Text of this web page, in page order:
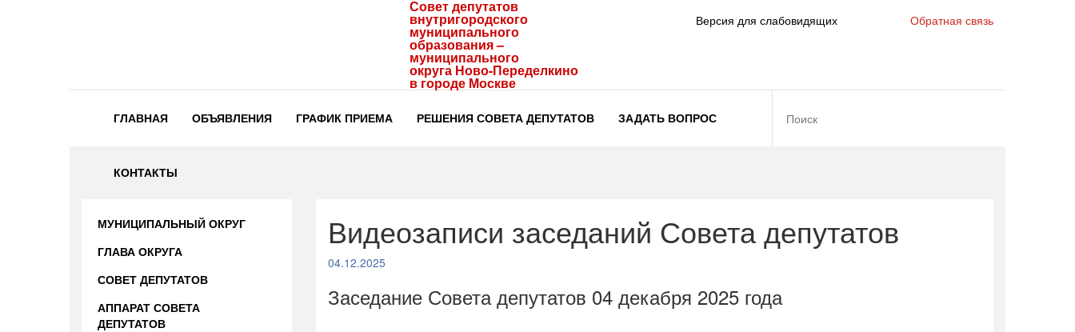
Совет депутатов
внутригородского
муниципального
образования –
муниципального
округа Ново-Переделкино
в городе Москве
Версия для слабовидящих Обратная связь
ГЛАВНАЯ ОБЪЯВЛЕНИЯ ГРАФИК ПРИЕМА РЕШЕНИЯ СОВЕТА ДЕПУТАТОВ ЗАДАТЬ ВОПРОС
КОНТАКТЫ
МУНИЦИПАЛЬНЫЙ ОКРУГ
ГЛАВА ОКРУГА
СОВЕТ ДЕПУТАТОВ
АППАРАТ СОВЕТА
ДЕПУТАТОВ
Видеозаписи заседаний Совета депутатов
04.12.2025
Заседание Совета депутатов 04 декабря 2025 года